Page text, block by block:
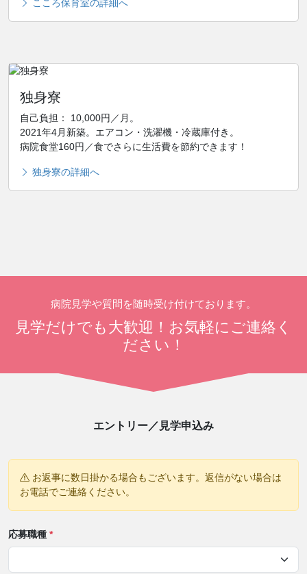
こころ保育室の詳細へ
独身寮
自己負担： 10,000円／月。
2021年4月新築。エアコン・洗濯機・冷蔵庫付き。
病院食堂160円／食でさらに生活費を節約できます！
独身寮の詳細へ
病院見学や質問を随時受け付けております。
見学だけでも大歓迎！お気軽にご連絡く
ださい！
エントリー／見学申込み
お返事に数日掛かる場合もございます。返信がない場合は
お電話でご連絡ください。
応募職種 *